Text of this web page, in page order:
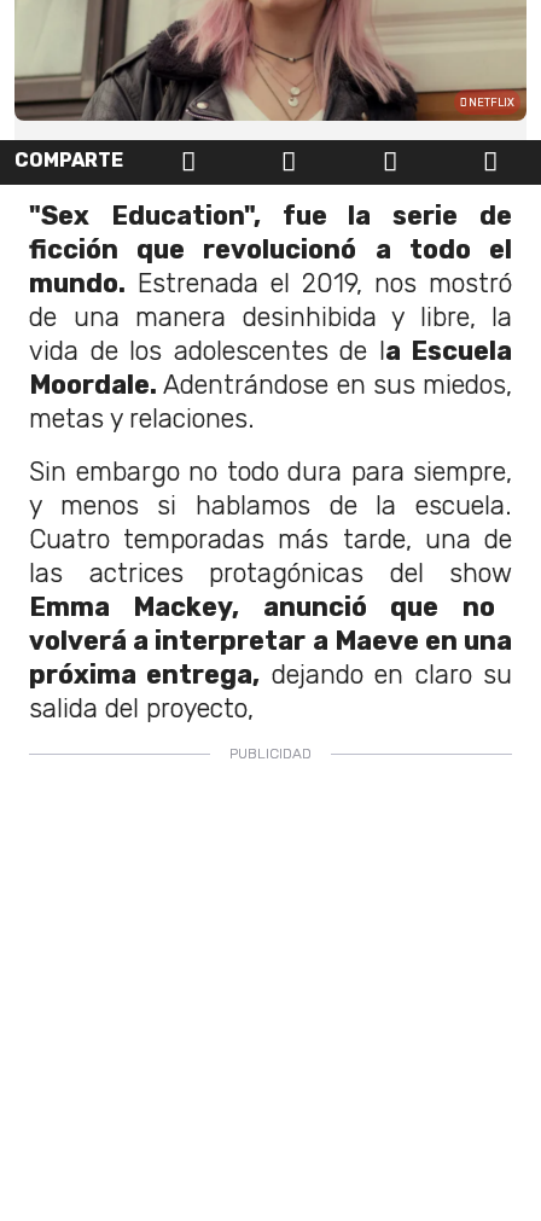
NETFLIX
COMPARTE
"Sex Education", fue la serie de
ficción que revolucionó a todo el
mundo. Estrenada el 2019, nos mostró
de una manera desinhibida y libre, la
vida de los adolescentes de la Escuela
Moordale. Adentrándose en sus miedos,
metas y relaciones.
Sin embargo no todo dura para siempre,
y menos si hablamos de la escuela.
Cuatro temporadas más tarde, una de
las actrices protagónicas del show
Emma Mackey, anunció que no
volverá a interpretar a Maeve en una
próxima entrega, dejando en claro su
salida del proyecto,